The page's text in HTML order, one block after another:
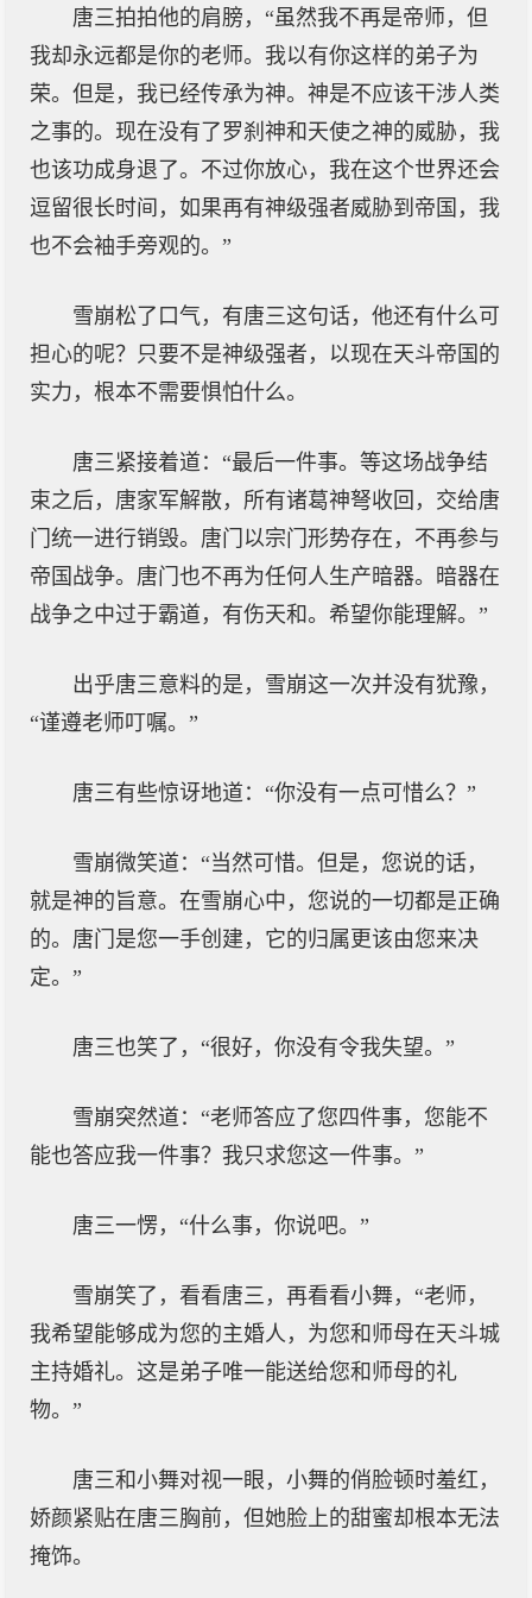
唐三拍拍他的肩膀，“虽然我不再是帝师，但
我却永远都是你的老师。我以有你这样的弟子为
荣。但是，我已经传承为神。神是不应该干涉人类
之事的。现在没有了罗刹神和天使之神的威胁，我
也该功成身退了。不过你放心，我在这个世界还会
逗留很长时间，如果再有神级强者威胁到帝国，我
也不会袖手旁观的。”
雪崩松了口气，有唐三这句话，他还有什么可
担心的呢？只要不是神级强者，以现在天斗帝国的
实力，根本不需要惧怕什么。
唐三紧接着道：“最后一件事。等这场战争结
束之后，唐家军解散，所有诸葛神弩收回，交给唐
门统一进行销毁。唐门以宗门形势存在，不再参与
帝国战争。唐门也不再为任何人生产暗器。暗器在
战争之中过于霸道，有伤天和。希望你能理解。”
出乎唐三意料的是，雪崩这一次并没有犹豫，
“谨遵老师叮嘱。”
唐三有些惊讶地道：“你没有一点可惜么？”
雪崩微笑道：“当然可惜。但是，您说的话，
就是神的旨意。在雪崩心中，您说的一切都是正确
的。唐门是您一手创建，它的归属更该由您来决
定。”
唐三也笑了，“很好，你没有令我失望。”
雪崩突然道：“老师答应了您四件事，您能不
能也答应我一件事？我只求您这一件事。”
唐三一愣，“什么事，你说吧。”
雪崩笑了，看看唐三，再看看小舞，“老师，
我希望能够成为您的主婚人，为您和师母在天斗城
主持婚礼。这是弟子唯一能送给您和师母的礼
物。”
唐三和小舞对视一眼，小舞的俏脸顿时羞红，
娇颜紧贴在唐三胸前，但她脸上的甜蜜却根本无法
掩饰。